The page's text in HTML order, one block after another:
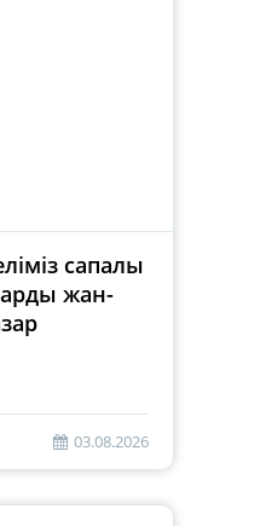
сапалы
жан-
03.08.2026